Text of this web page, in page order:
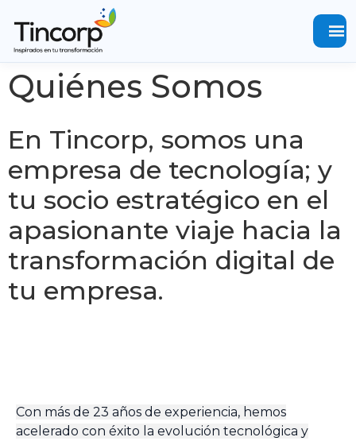
menu
Quiénes Somos
En Tincorp, somos una
empresa de tecnología; y
tu socio estratégico en el
apasionante viaje hacia la
transformación digital de
tu empresa.
Con más de 23 años de experiencia, hemos
acelerado con éxito la evolución tecnológica y